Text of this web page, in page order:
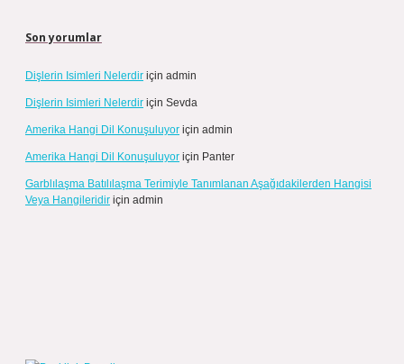
Son yorumlar
Dişlerin Isimleri Nelerdir için admin
Dişlerin Isimleri Nelerdir için Sevda
Amerika Hangi Dil Konuşuluyor için admin
Amerika Hangi Dil Konuşuluyor için Panter
Garblılaşma Batılılaşma Terimiyle Tanımlanan Aşağıdakilerden Hangisi
Veya Hangileridir için admin